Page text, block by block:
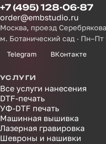
+7 (495) 128-06-87
order@embstudio.ru
Москва, проезд
м. Ботанический сад · Пн–Пт
Telegram ВКонтакте
УСЛУГИ
Все услуги нанесения
DTF-печать
УФ-DTF печать
Машинная вышивка
Лазерная гравировка
Шевроны и нашивки